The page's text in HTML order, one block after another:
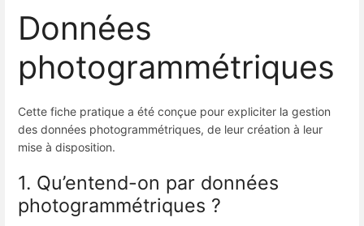
Données
photogrammétriques
Cette fiche pratique a été conçue pour expliciter la gestion
des données photogrammétriques, de leur création à leur
mise à disposition.
1. Qu’entend-on par données
photogrammétriques ?